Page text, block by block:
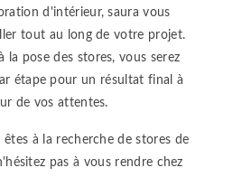
d'intérieur, saura vous
tout au long de votre projet.
la pose des stores, vous serez
étape pour un résultat final à
de vos attentes.
êtes à la recherche de stores de
pas à vous rendre chez